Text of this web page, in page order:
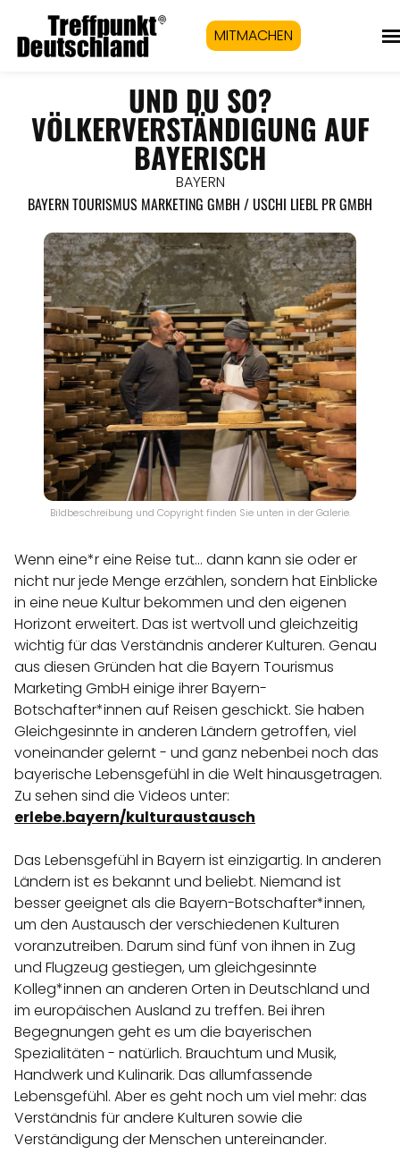
MITMACHEN
UND DU SO?
VÖLKERVERSTÄNDIGUNG AUF
BAYERISCH
BAYERN
BAYERN TOURISMUS MARKETING GMBH / USCHI LIEBL PR GMBH
Bildbeschreibung und Copyright finden Sie unten in der Galerie.
Wenn eine*r eine Reise tut... dann kann sie oder er
nicht nur jede Menge erzählen, sondern hat Einblicke
in eine neue Kultur bekommen und den eigenen
Horizont erweitert. Das ist wertvoll und gleichzeitig
wichtig für das Verständnis anderer Kulturen. Genau
aus diesen Gründen hat die Bayern Tourismus
Marketing GmbH einige ihrer Bayern-
Botschafter*innen auf Reisen geschickt. Sie haben
Gleichgesinnte in anderen Ländern getroffen, viel
voneinander gelernt - und ganz nebenbei noch das
bayerische Lebensgefühl in die Welt hinausgetragen.
Zu sehen sind die Videos unter:
erlebe.bayern/kulturaustausch
Das Lebensgefühl in Bayern ist einzigartig. In anderen
Ländern ist es bekannt und beliebt. Niemand ist
besser geeignet als die Bayern-Botschafter*innen,
um den Austausch der verschiedenen Kulturen
voranzutreiben. Darum sind fünf von ihnen in Zug
und Flugzeug gestiegen, um gleichgesinnte
Kolleg*innen an anderen Orten in Deutschland und
im europäischen Ausland zu treffen. Bei ihren
Begegnungen geht es um die bayerischen
Spezialitäten - natürlich. Brauchtum und Musik,
Handwerk und Kulinarik. Das allumfassende
Lebensgefühl. Aber es geht noch um viel mehr: das
Verständnis für andere Kulturen sowie die
Verständigung der Menschen untereinander.